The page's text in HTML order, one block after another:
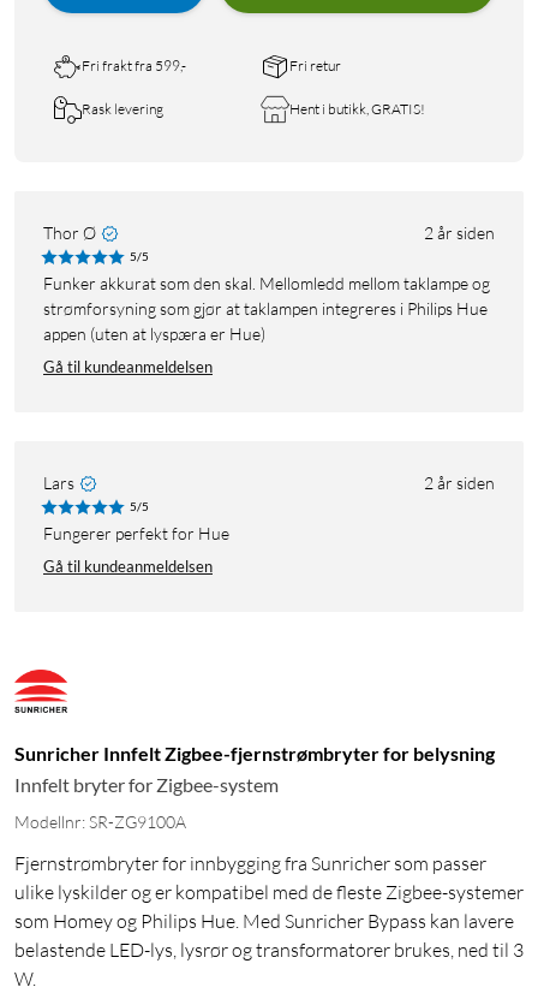
Fri frakt fra 599,- Fri retur
Rask levering Hent i butikk, GRATIS!
Thor Ø 2 år siden
5/5
Funker akkurat som den skal. Mellomledd mellom taklampe og
strømforsyning som gjør at taklampen integreres i Philips Hue
appen (uten at lyspæra er Hue)
Gå til kundeanmeldelsen
Lars 2 år siden
5/5
Fungerer perfekt for Hue
Gå til kundeanmeldelsen
Sunricher Innfelt Zigbee-fjernstrømbryter for belysning
Innfelt bryter for Zigbee-system
Modellnr: SR-ZG9100A
Fjernstrømbryter for innbygging fra Sunricher som passer
ulike lyskilder og er kompatibel med de fleste Zigbee-systemer
som Homey og Philips Hue. Med Sunricher Bypass kan lavere
belastende LED-lys, lysrør og transformatorer brukes, ned til 3
W.